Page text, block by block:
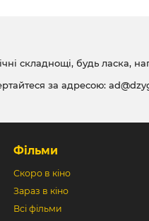
складнощі, будь ласка,
за адресою:
Фільми
Скоро в кіно
Зараз в кіно
Всі фільми